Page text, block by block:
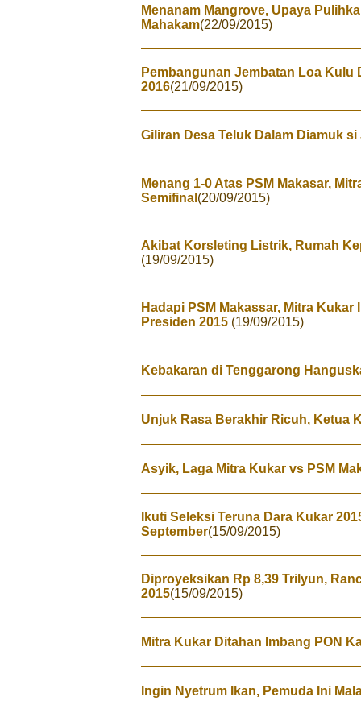
Menanam Mangrove, Upaya
Mahakam(22/09/2015)
Pembangunan Jembatan Loa Kulu
2016(21/09/2015)
Giliran Desa Teluk Dalam Diamuk si
Menang 1-0 Atas PSM Makasar,
Semifinal (20/09/2015)
Akibat Korsleting Listrik, Rumah
(19/09/2015)
Hadapi PSM Makassar, Mitra
Presiden 2015 (19/09/2015)
Kebakaran di Tenggarong
Unjuk Rasa Berakhir Ricuh, Ketua
Asyik, Laga Mitra Kukar vs PSM
Ikuti Seleksi Teruna Dara Kukar
September(15/09/2015)
Diproyeksikan Rp 8,39 Trilyun,
2015(15/09/2015)
Mitra Kukar Ditahan Imbang PON
Ingin Nyetrum Ikan, Pemuda Ini